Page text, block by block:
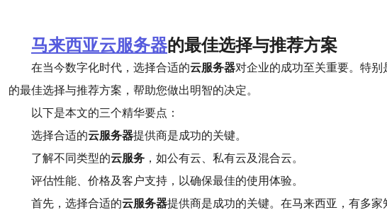
马来西亚云服务器的最佳选择与推荐方案
在当今数字化时代，选择合适的云服务器对企业的成功至关重要。特
的最佳选择与推荐方案，帮助您做出明智的决定。
以下是本文的三个精华要点：
选择合适的云服务器提供商是成功的关键。
了解不同类型的云服务 ，如公有云、私有云及混合云。
评估性能、价格及客户支持，以确保最佳的使用体验。
首先，选择合适的云服务器提供商是成功的关键。在马来西亚，有多家